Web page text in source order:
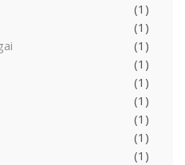
(1)
(1)
(1)
(1)
(1)
(1)
(1)
(1)
(1)